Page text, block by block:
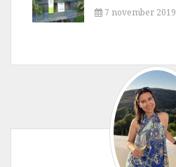
7 november 2019